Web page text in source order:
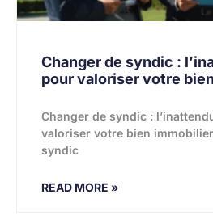
Changer de syndic :
pour valoriser votre
Changer de syndic :
valoriser votre bien immobilier
syndic
READ MORE »